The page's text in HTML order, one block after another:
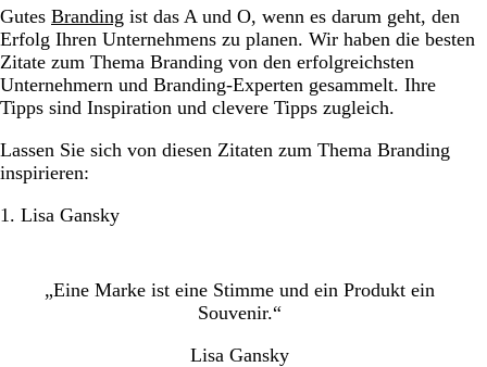
Gutes Branding ist das A und O, wenn es darum geht, den
Erfolg Ihren Unternehmens zu planen. Wir haben die besten
Zitate zum Thema Branding von den erfolgreichsten
Unternehmern und Branding-Experten gesammelt. Ihre
Tipps sind Inspiration und clevere Tipps zugleich.
Lassen Sie sich von diesen Zitaten zum Thema Branding
inspirieren:
1. Lisa Gansky
„Eine Marke ist eine Stimme und ein Produkt ein
Souvenir.“
Lisa Gansky
2. Henry Ford
3. Warren Buffett
4. Jeff Bezos
5. Elon Musk
6. David Brier
8. Howard Schultz
10. Walter Landor